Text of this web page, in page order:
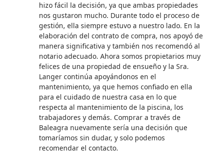
hizo fácil la decisión, ya que ambas propiedades
nos gustaron mucho. Durante todo el proceso de
gestión, ella siempre estuvo a nuestro lado. En la
elaboración del contrato de compra, nos apoyó de
manera significativa y también nos recomendó al
notario adecuado. Ahora somos propietarios muy
felices de una propiedad de ensueño y la Sra.
Langer continúa apoyándonos en el
mantenimiento, ya que hemos confiado en ella
para el cuidado de nuestra casa en lo que
respecta al mantenimiento de la piscina, los
trabajadores y demás. Comprar a través de
Baleagra nuevamente sería una decisión que
tomaríamos sin dudar, y solo podemos
recomendar el contacto.